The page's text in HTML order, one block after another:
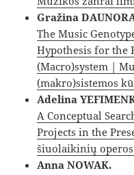
Gražina
The Music
Hypothesis for the
(Macro)system |
(makro)sistemos
Adelina
A Conceptual
Projects in the
šiuolaikinių
Anna NOWAK.